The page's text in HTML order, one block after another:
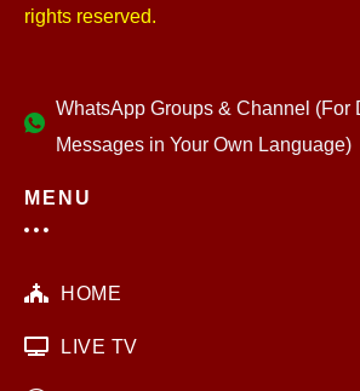
rights reserved.
WhatsApp Groups & Channel (For
Messages in Your Own Language)
MENU
HOME
LIVE TV